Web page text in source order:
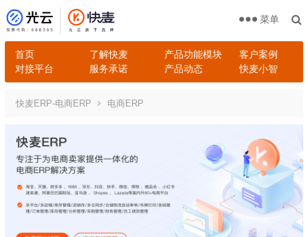
首页 了解快麦 产品功能模块
客户案例
对接平台
服务承诺 产品动态 快麦小智
菜单
快麦ERP-电商ERP 电商ERP